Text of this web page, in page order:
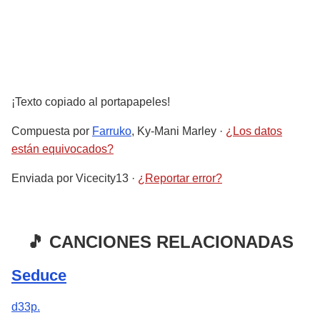
¡Texto copiado al portapapeles!
Compuesta por Farruko, Ky-Mani Marley · ¿Los datos
están equivocados?
Enviada por Vicecity13 · ¿Reportar error?
🎵 CANCIONES RELACIONADAS
Seduce
d33p.